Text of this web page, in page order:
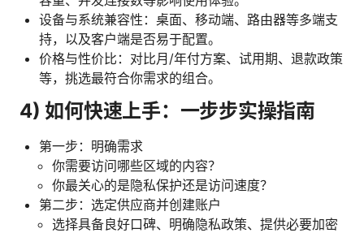
设备与系统兼容性：桌面、移动端、路由器等多端支
持，以及客户端是否易于配置。
价格与性价比：对比月/年付方案、试用期、退款政策
等，挑选最符合你需求的组合。
4) 如何快速上手：一步步实操指南
第一步：明确需求
你需要访问哪些区域的内容？
你最关心的是隐私保护还是访问速度？
第二步：选定供应商并创建账户
选择具备良好口碑、明确隐私政策、提供必要加密